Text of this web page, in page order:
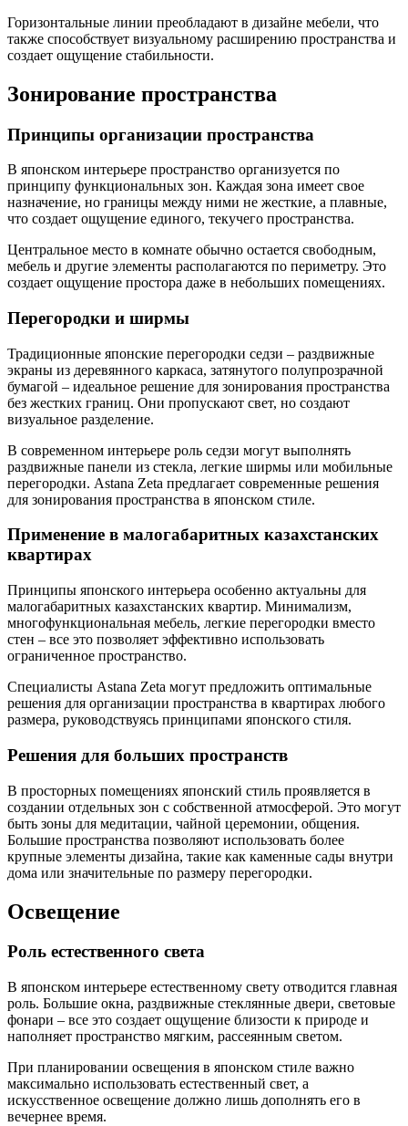
Горизонтальные линии преобладают в дизайне мебели, что
также способствует визуальному расширению пространства и
создает ощущение стабильности.
Зонирование пространства
Принципы организации пространства
В японском интерьере пространство организуется по
принципу функциональных зон. Каждая зона имеет свое
назначение, но границы между ними не жесткие, а плавные,
что создает ощущение единого, текучего пространства.
Центральное место в комнате обычно остается свободным,
мебель и другие элементы располагаются по периметру. Это
создает ощущение простора даже в небольших помещениях.
Перегородки и ширмы
Традиционные японские перегородки седзи – раздвижные
экраны из деревянного каркаса, затянутого полупрозрачной
бумагой – идеальное решение для зонирования пространства
без жестких границ. Они пропускают свет, но создают
визуальное разделение.
В современном интерьере роль седзи могут выполнять
раздвижные панели из стекла, легкие ширмы или мобильные
перегородки. Astana Zeta предлагает современные решения
для зонирования пространства в японском стиле.
Применение в малогабаритных казахстанских
квартирах
Принципы японского интерьера особенно актуальны для
малогабаритных казахстанских квартир. Минимализм,
многофункциональная мебель, легкие перегородки вместо
стен – все это позволяет эффективно использовать
ограниченное пространство.
Специалисты Astana Zeta могут предложить оптимальные
решения для организации пространства в квартирах любого
размера, руководствуясь принципами японского стиля.
Решения для больших пространств
В просторных помещениях японский стиль проявляется в
создании отдельных зон с собственной атмосферой. Это могут
быть зоны для медитации, чайной церемонии, общения.
Большие пространства позволяют использовать более
крупные элементы дизайна, такие как каменные сады внутри
дома или значительные по размеру перегородки.
Освещение
Роль естественного света
В японском интерьере естественному свету отводится главная
роль. Большие окна, раздвижные стеклянные двери, световые
фонари – все это создает ощущение близости к природе и
наполняет пространство мягким, рассеянным светом.
При планировании освещения в японском стиле важно
максимально использовать естественный свет, а
искусственное освещение должно лишь дополнять его в
вечернее время.